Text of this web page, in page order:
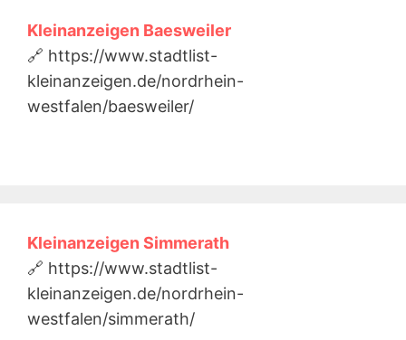
Kleinanzeigen Baesweiler
🔗 https://www.stadtlist-
kleinanzeigen.de/nordrhein-
westfalen/baesweiler/
Kleinanzeigen Simmerath
🔗 https://www.stadtlist-
kleinanzeigen.de/nordrhein-
westfalen/simmerath/